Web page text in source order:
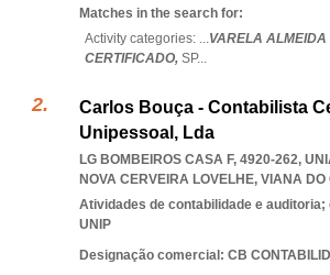
Matches in the search for:
Activity categories: ...VARELA ALMEIDA
CERTIFICADO, SP...
Carlos Bouça - Contabilista
Unipessoal, Lda
LG BOMBEIROS CASA F, 4920-262,
NOVA CERVEIRA LOVELHE, VIANA DO
Atividades de contabilidade e auditoria;
UNIP
Designação comercial: CB